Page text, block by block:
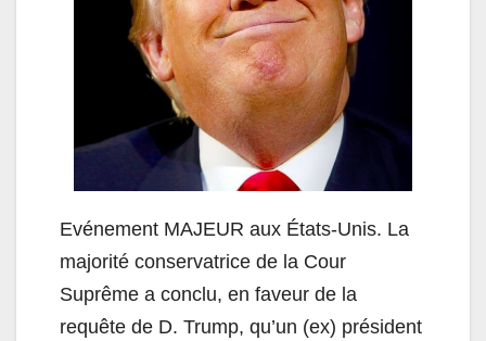
Evénement MAJEUR aux États-Unis. La
majorité conservatrice de la Cour
Suprême a conclu, en faveur de la
requête de D. Trump, qu’un (ex) président